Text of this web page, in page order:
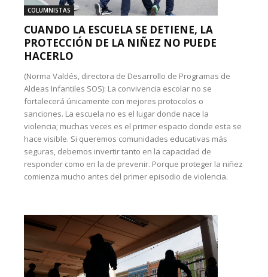
COLUMNISTAS
CUANDO LA ESCUELA SE DETIENE, LA
PROTECCIÓN DE LA NIÑEZ NO PUEDE
HACERLO
(Norma Valdés, directora de Desarrollo de Programas de
Aldeas Infantiles SOS): La convivencia escolar no se
fortalecerá únicamente con mejores protocolos o
sanciones. La escuela no es el lugar donde nace la
violencia; muchas veces es el primer espacio donde esta se
hace visible. Si queremos comunidades educativas más
seguras, debemos invertir tanto en la capacidad de
responder como en la de prevenir. Porque proteger la niñez
comienza mucho antes del primer episodio de violencia.